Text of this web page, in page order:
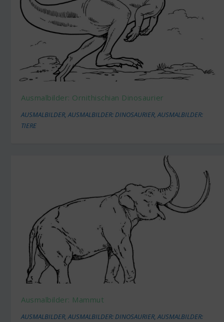
Ausmalbilder: Ornithischian Dinosaurier
AUSMALBILDER,AUSMALBILDER: DINOSAURIER,AUSMALBILDER:
TIERE
Ausmalbilder: Mammut
AUSMALBILDER,AUSMALBILDER: DINOSAURIER,AUSMALBILDER: